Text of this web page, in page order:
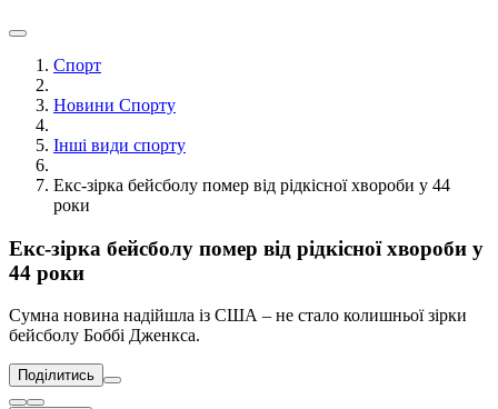
Спорт
Новини Спорту
Інші види спорту
Екс-зірка бейсболу помер від рідкісної хвороби у 44
роки
Екс-зірка бейсболу помер від рідкісної хвороби у
44 роки
Сумна новина надійшла із США – не стало колишньої зірки
бейсболу Боббі Дженкса.
Поділитись